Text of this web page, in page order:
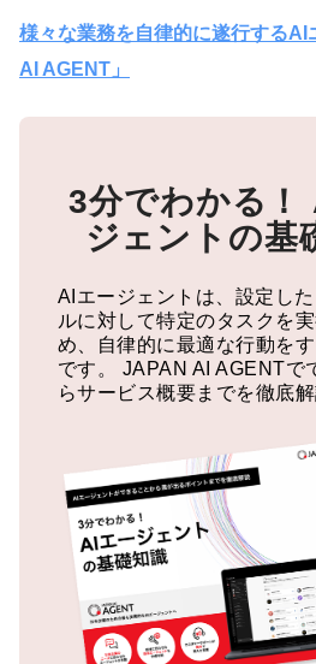
様々な業務を自律的に遂行するAI
AI AGENT」
3分でわかる！
ジェントの基
AIエージェントは、設定し
ルに対して特定のタスクを
め、自律的に最適な行動を
です。
JAPAN AI AGENTで
らサービス概要までを徹底解